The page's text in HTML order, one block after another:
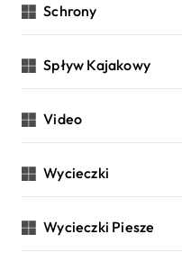
Schrony
Spływ Kajakowy
Video
Wycieczki
Wycieczki Piesze